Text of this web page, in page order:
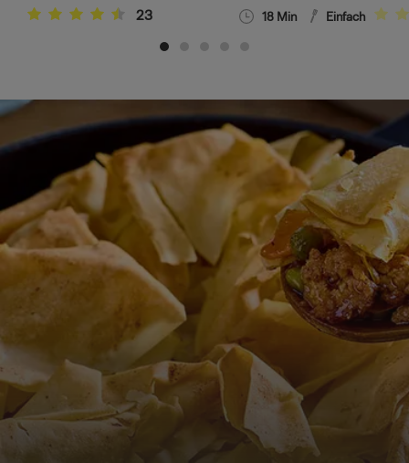
23 18 Min Einfach